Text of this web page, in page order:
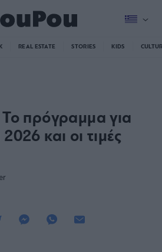
REAL ESTATE STORIES KIDS
πρόγραμμα για
και οι τιμές